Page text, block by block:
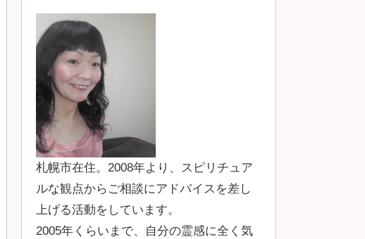
札幌市在住。2008年より、スピリチュア
ルな観点からご相談にアドバイスを差し
上げる活動をしています。
2005年くらいまで、自分の霊感に全く気